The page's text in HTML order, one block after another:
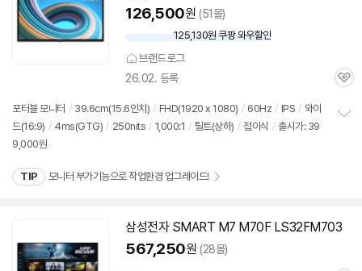
126,500원 (51몰)
우
할
인
125,130원 쿠팡 와우할인
브랜드로그
26.02. 등록
관
포터블모니터 / 39.6cm(15.6인치) / FHD(1920 x 1080) / 60Hz / IPS / 와이
드(16:9) / 4ms(GTG) / 250nits / 1,000:1 / 틸트(상하) / 접이식 / 출시가: 39
9,000원
TIP 모니터 부가기능으로 작업환경 업그레이드!
삼성전자 SMART M7 M70F LS32FM703
567,250원 (28몰)